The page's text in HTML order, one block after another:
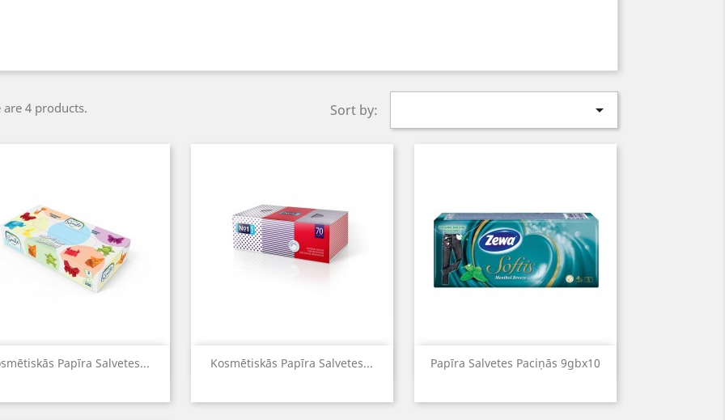
are 4 products. Sort by: 
Papīra Salvetes...
Quick view Kosmētiskās Papīra Salvetes...
Quick view Papīra Salvetes Paciņās 9gbx10
Quick view